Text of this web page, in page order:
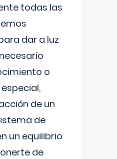
todas las
dar a luz
o
de un
de
un equilibrio
de